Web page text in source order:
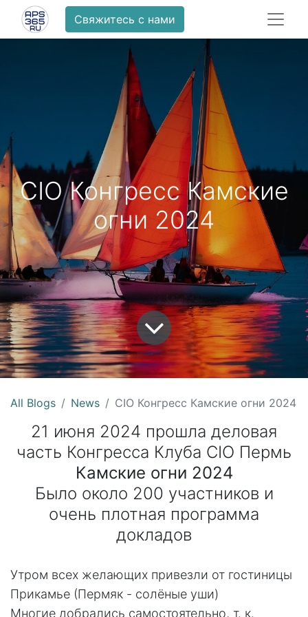
Свяжитесь с нами
CIO Конгресс Камские
огни 2024
All Blogs News CIO Конгресс Камские огни 2024
21 июня 2024 прошла деловая
часть Конгресса Клуба CIO Пермь
Камские огни 2024
Было около 200 участников и
очень плотная программа
докладов
Утром всех желающих привезли от гостиницы
Прикамье (Пермяк - солёные уши)
Многие добрались самостоятельно, т. к.